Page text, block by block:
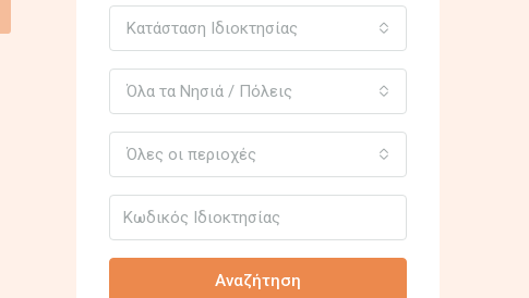
Κατάσταση Ιδιοκτησίας
Όλα τα Νησιά / Πόλεις
Όλες οι περιοχές
Αναζήτηση